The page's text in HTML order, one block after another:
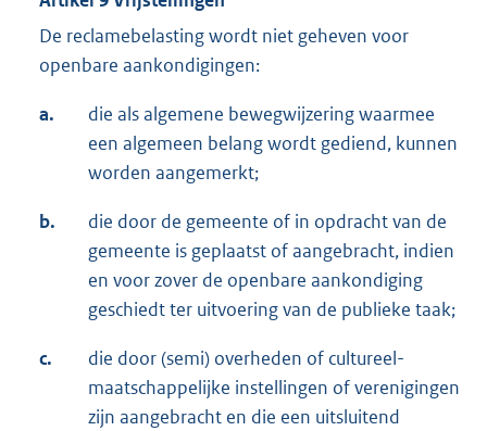
De reclamebelasting wordt niet geheven voor
openbare aankondigingen:
a.
die als algemene bewegwijzering waarmee
een algemeen belang wordt gediend, kunnen
worden aangemerkt;
b.
die door de gemeente of in opdracht van de
gemeente is geplaatst of aangebracht, indien
en voor zover de openbare aankondiging
geschiedt ter uitvoering van de publieke taak;
c.
die door (semi) overheden of cultureel-
maatschappelijke instellingen of verenigingen
zijn aangebracht en die een uitsluitend